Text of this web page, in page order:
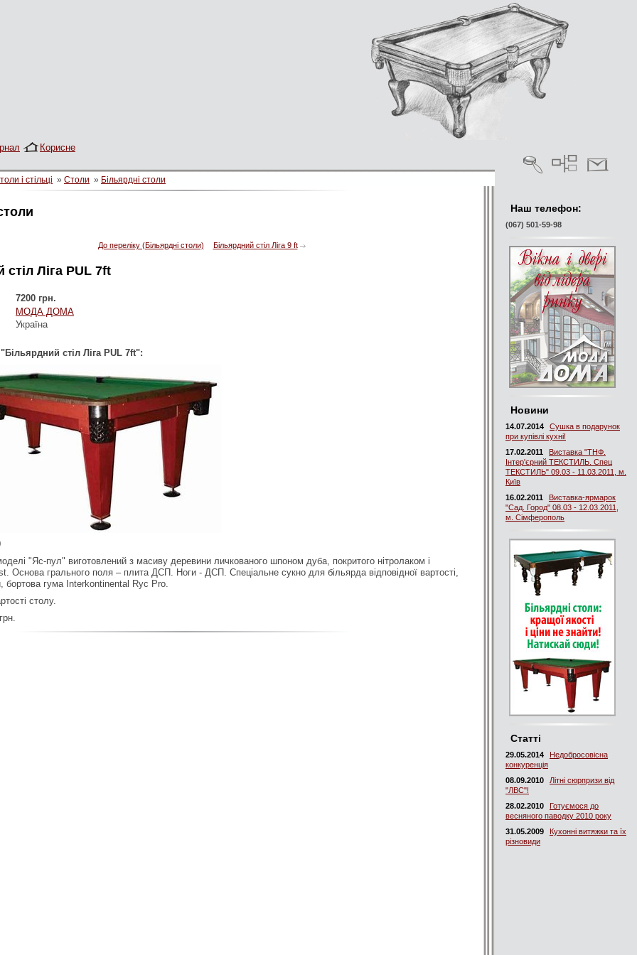
Корисне
і стільці » Столи » Більярдні столи
Наш телефон:
(067) 501-59-98
Новини
14.07.2014
Сушка в подарунок
при купівлі кухні!
17.02.2011
Виставка "ТНФ.
Інтер'єрний ТЕКСТИЛЬ. Спец
ТЕКСТИЛЬ" 09.03 - 11.03.2011, м.
Київ
16.02.2011
Виставка-ярмарок
"Сад. Город" 08.03 - 12.03.2011,
м. Сімферополь
Статті
29.05.2014
Недобросовісна
конкуренція
08.09.2010
Літні сюрпризи від
"ЛВС"!
28.02.2010
Готуємося до
весняного паводку 2010 року
31.05.2009
Кухонні витяжки та їх
різновиди
До переліку (Більярдні столи) Більярдний стіл Ліга 9 ft
стіл Ліга PUL 7ft
7200 грн.
МОДА ДОМА
Україна
стіл Ліга PUL 7ft":
"Яс-пул" виготовлений з масиву деревини личкованого шпоном дуба, покритого нітролаком і
Основа грального поля – плита ДСП. Ноги - ДСП. Спеціальне сукно для більярда відповідної вартості,
бортова гума Interkontinental Ryc Pro.
столу.